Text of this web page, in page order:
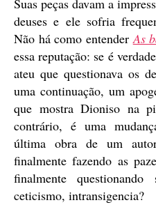
Suas peças davam a
deuses e ele sofria
Não há como entenderAs
essa reputação: se é
ateu que questionava os
uma continuação, um
que mostra Dioniso na
contrário, é uma
última obra de um
finalmente fazendo as
finalmente
ceticismo, intransigencia?